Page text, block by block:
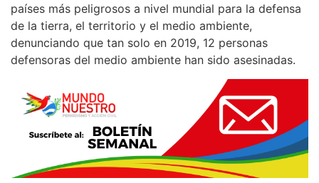
países más peligrosos a nivel mundial para la defensa
de la tierra, el territorio y el medio ambiente,
denunciando que tan solo en 2019, 12 personas
defensoras del medio ambiente han sido asesinadas.